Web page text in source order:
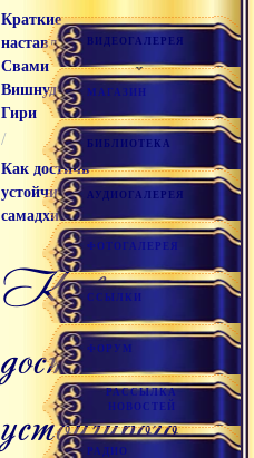
Краткие
наставления
Свами
Вишнудевананда
Гири
/
Как достичь
устойчивого
самадхи?
Как
достичь
устойчивого
ВИДЕОГАЛЕРЕЯ
МАГАЗИН
БИБЛИОТЕКА
АУДИОГАЛЕРЕЯ
ФОТОГАЛЕРЕЯ
ССЫЛКИ
ФОРУМ
РАССЫЛКА
НОВОСТЕЙ
РАДИО